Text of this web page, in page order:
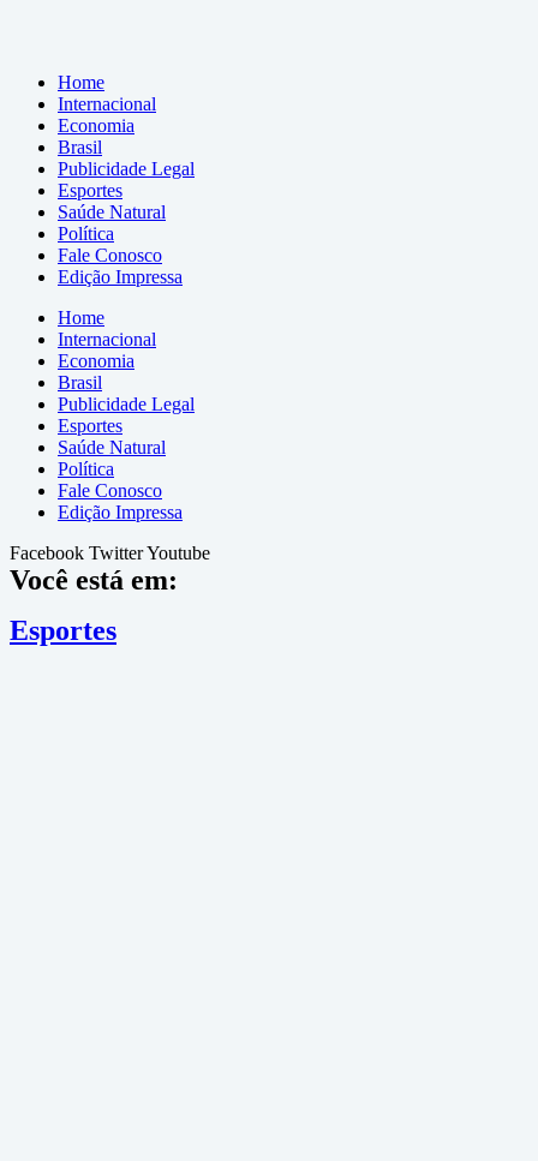
Home
Internacional
Economia
Brasil
Publicidade Legal
Esportes
Saúde Natural
Política
Fale Conosco
Edição Impressa
Home
Internacional
Economia
Brasil
Publicidade Legal
Esportes
Saúde Natural
Política
Fale Conosco
Edição Impressa
Facebook TwitterYoutube
Você está em:
Esportes